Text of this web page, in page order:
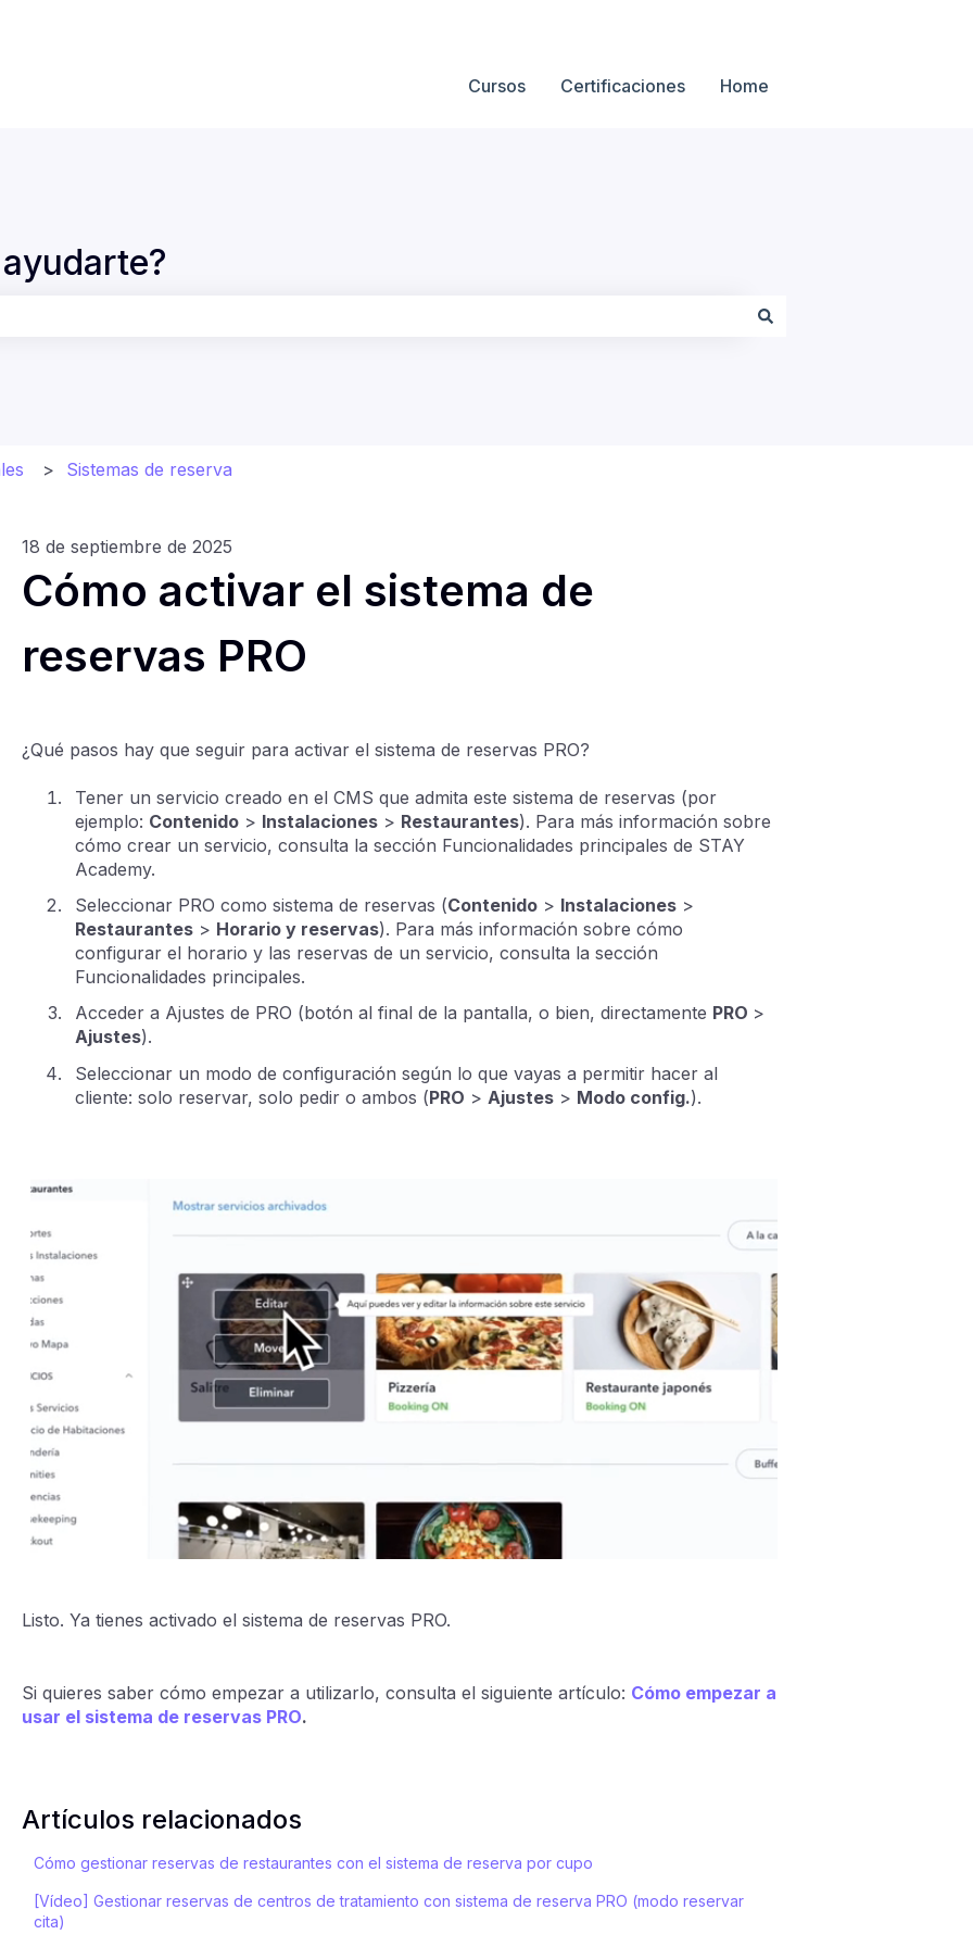
de
Cursos Certificaciones Home
Sistemas de reserva
18 de septiembre de 2025
Cómo activar el sistema de
reservas PRO
¿Qué pasos hay que seguir para activar el sistema de reservas PRO?
Tener un servicio creado en el CMS que admita este sistema de reservas (por
ejemplo: Contenido> Instalaciones> Restaurantes). Para más información sobre
cómo crear un servicio, consulta la sección Funcionalidades principales de STAY
Academy.
Seleccionar PRO como sistema de reservas (Contenido> Instalaciones>
Restaurantes> Horario y reservas). Para más información sobre cómo
configurar el horario y las reservas de un servicio, consulta la sección
Funcionalidades principales.
Acceder a Ajustes de PRO (botón al final de la pantalla, o bien, directamente PRO >
Ajustes).
Seleccionar un modo de configuración según lo que vayas a permitir hacer al
cliente: solo reservar, solo pedir o ambos (PRO > Ajustes> Modo config.).
Listo. Ya tienes activado el sistema de reservas PRO.
Si quieres saber cómo empezar a utilizarlo, consulta el siguiente artículo: Cómo empezar a
usar el sistema de reservas PRO.
Artículos relacionados
Cómo gestionar reservas de restaurantes con el sistema de reserva por cupo
[Vídeo] Gestionar reservas de centros de tratamiento con sistema de reserva PRO (modo reservar
cita)